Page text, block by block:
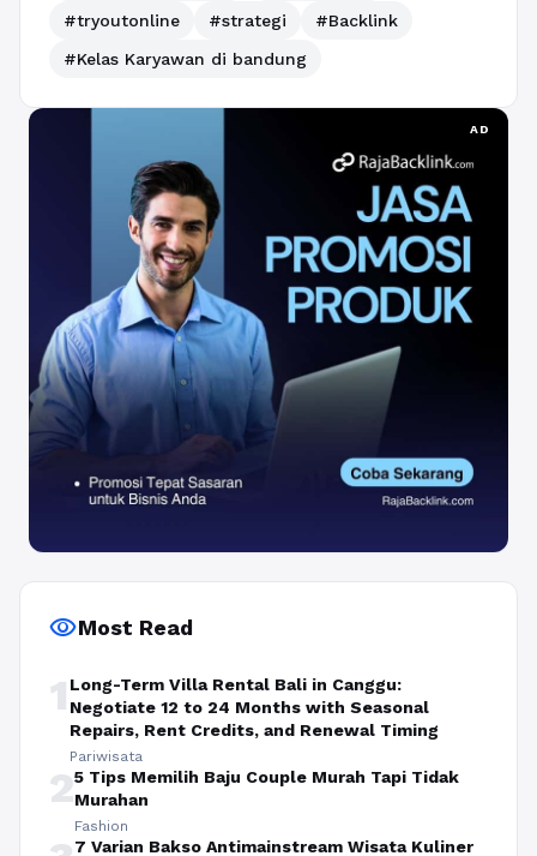
#tryoutonline
#strategi
#Backlink
#Kelas Karyawan di bandung
AD
visibilityMost Read
1 Long-Term Villa Rental Bali in Canggu:
Negotiate 12 to 24 Months with Seasonal
Repairs, Rent Credits, and Renewal Timing
Pariwisata
25 Tips Memilih Baju Couple Murah Tapi Tidak
Murahan
Fashion
7 Varian Bakso Antimainstream Wisata Kuliner